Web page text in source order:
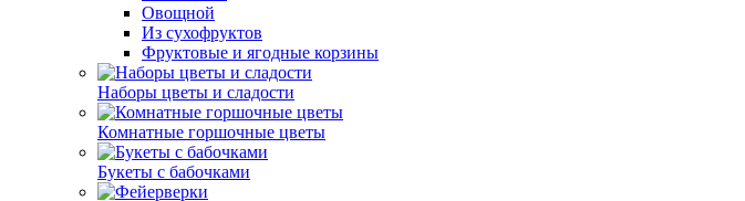
Овощной
Из сухофруктов
Фруктовые и ягодные корзины
Наборы цветы и сладости
Комнатные горшочные цветы
Букеты с бабочками